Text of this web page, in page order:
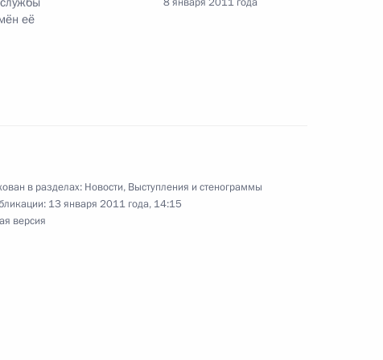
закона,
её
в разделах: Новости, Выступления и стенограммы
13 января 2011 года, 14:15
версия